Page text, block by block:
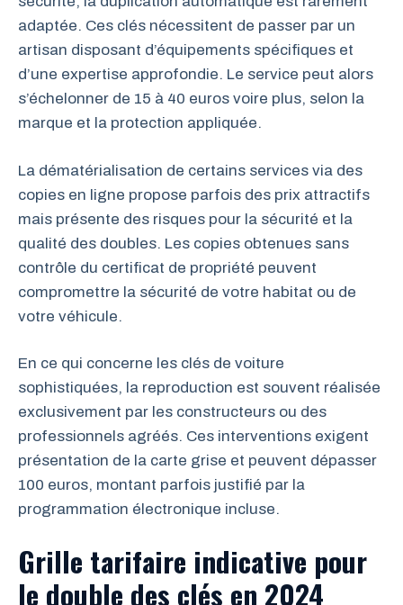
adaptée. Ces clés nécessitent de passer par un
artisan disposant d’équipements spécifiques et
d’une expertise approfondie. Le service peut alors
s’échelonner de 15 à 40 euros voire plus, selon la
marque et la protection appliquée.
La dématérialisation de certains services via des
copies en ligne propose parfois des prix attractifs
mais présente des risques pour la sécurité et la
qualité des doubles. Les copies obtenues sans
contrôle du certificat de propriété peuvent
compromettre la sécurité de votre habitat ou de
votre véhicule.
En ce qui concerne les clés de voiture
sophistiquées, la reproduction est souvent réalisée
exclusivement par les constructeurs ou des
professionnels agréés. Ces interventions exigent
présentation de la carte grise et peuvent dépasser
100 euros, montant parfois justifié par la
programmation électronique incluse.
Grille tarifaire indicative pour
le double des clés en 2024